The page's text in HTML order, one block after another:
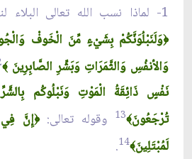
1- لماذا نسب الله تعالى البلاء لنفسه في قوله تعالى:
﴿وَلَنَبْلُوَنَّكُمْ بِشَيْءٍ مِّنَ الْخَوفْ
وَالأنفُسِ وَالثَّمَرَاتِ وَبَشِّرِ الصَّابِرِينَ﴾
نَفْسٍ ذَائِقَةُ الْمَوْتِ وَنَبْلُوكُم
تُرْجَعُونَ﴾13 وقوله تعالى:﴿إِنَّ
لَمُبْتَلِينَ﴾14
.